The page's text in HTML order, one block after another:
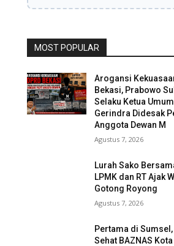
MOST POPULAR
Arogansi
Bekasi, Prabowo
Selaku Ketua
Gerindra Didesak
Anggota Dewan M
Agustus 7, 2026
Lurah Sako
LPMK dan RT Ajak
Gotong Royong
Agustus 7, 2026
Pertama di Sumsel,
Sehat BAZNAS